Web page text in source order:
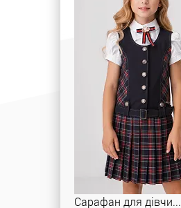
Сарафан для дівчи...